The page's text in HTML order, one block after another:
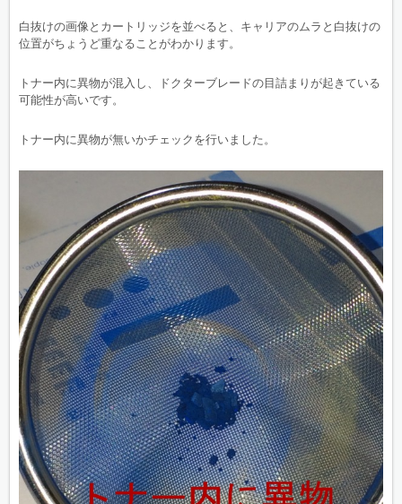
白抜けの画像とカートリッジを並べると、キャリアのムラと白抜けの
位置がちょうど重なることがわかります。
トナー内に異物が混入し、ドクターブレードの目詰まりが起きている
可能性が高いです。
トナー内に異物が無いかチェックを行いました。